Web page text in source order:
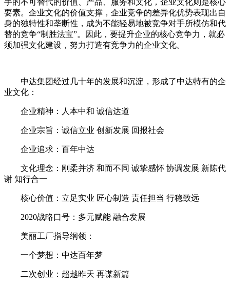
手的不可替代的价值、产品、服务和文化，企业文化则是核心
要素。企业文化的价值支撑，企业竞争的差异化优势表现出自
身的独特性和垄断性，成为不能轻易地被竞争对手所模仿和代
替的竞争“制胜法宝”。因此，要提升企业的核心竞争力，就必
须加强文化建设，努力打造有竞争力的企业文化。
中达集团经过几十年的发展和沉淀，形成了中达特有的企
业文化：
企业精神：人本中和 诚信达道
企业宗旨：诚信立业 创新发展 回报社会
企业追求：百年中达
文化理念：刚柔并济 和而不同 诚挚感怀 协调发展 新陈代
谢 知行合一
核心价值：立足实业 匠心制造 责任担当 行稳致远
2020战略口号：多元赋能 融合发展
美丽工厂指导纲领：
一个梦想：中达百年梦
二次创业：超越昨天 再谋新篇